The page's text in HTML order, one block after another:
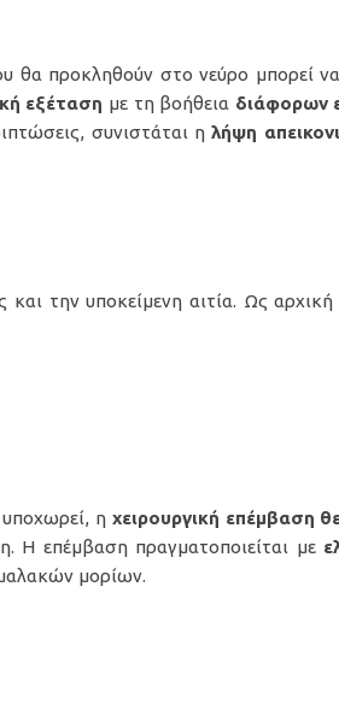
προκληθούν στο νεύρο μπορεί να
εξέταση με τη βοήθεια διάφορων
συνιστάται ηλήψη
την υποκείμενη αιτία. Ως αρχική
η χειρουργική επέμβαση
Η επέμβαση πραγματοποιείται με
μορίων.